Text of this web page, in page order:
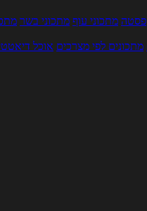
פסטה מתכוני עוף מתכוני בשר
מתכונים לפי מצרכים אוכל